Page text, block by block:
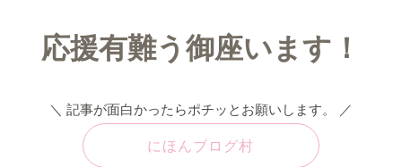
応援有難う御座います！
＼ 記事が面白かったらポチッとお願いします。 ／
にほんブログ村